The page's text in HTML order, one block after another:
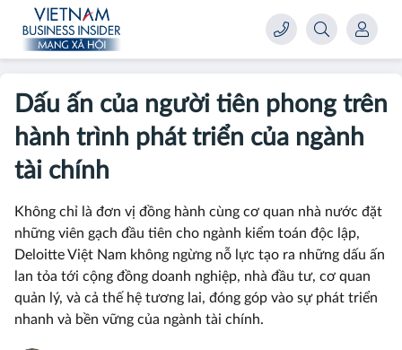
Dấu ấn của người tiên phong trên
hành trình phát triển của ngành
tài chính
Không chỉ là đơn vị đồng hành cùng cơ quan nhà nước đặt
những viên gạch đầu tiên cho ngành kiểm toán độc lập,
Deloitte Việt Nam không ngừng nỗ lực tạo ra những dấu ấn
lan tỏa tới cộng đồng doanh nghiệp, nhà đầu tư, cơ quan
quản lý, và cả thế hệ tương lai, đóng góp vào sự phát triển
nhanh và bền vững của ngành tài chính.